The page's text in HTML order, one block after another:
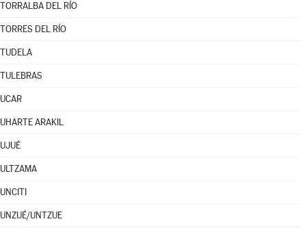
TORRALBA DEL RÍO
TORRES DEL RÍO
TUDELA
TULEBRAS
UCAR
UHARTE ARAKIL
UJUÉ
ULTZAMA
UNCITI
UNZUÉ/UNTZUE